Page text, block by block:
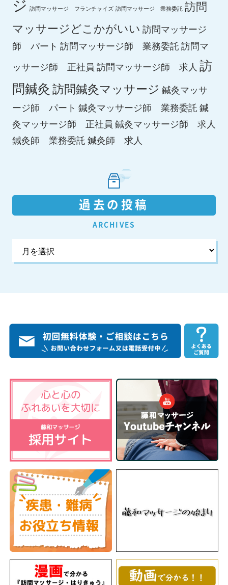
訪問マッサージ フランチャイズ 訪問マッサージ 業務委託 訪問
マッサージどこかがいい 訪問マッサージ
師 パート 訪問マッサージ師 業務委託 訪問マ
ッサージ師 正社員 訪問マッサージ師 求人 訪
問鍼灸 訪問鍼灸マッサージ 鍼灸マッサ
ージ師 パート 鍼灸マッサージ師 業務委託 鍼
灸マッサージ師 正社員 鍼灸マッサージ師 求人
鍼灸師 業務委託 鍼灸師 求人
過去の投稿
ARCHIVES